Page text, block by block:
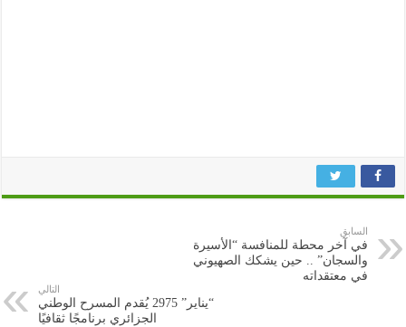
السابق
في آخر محطة للمنافسة “الأسيرة
والسجان” .. حين يشكك الصهيوني
في معتقداته
التالي
“يناير” 2975 يُقدم المسرح الوطني
الجزائري برنامجًا ثقافيًا